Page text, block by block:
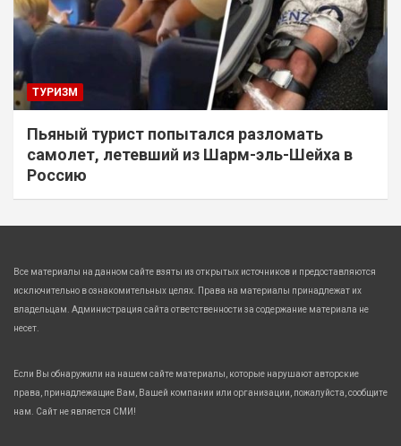
ТУРИЗМ
Пьяный турист попытался разломать
самолет, летевший из Шарм-эль-Шейха в
Россию
Все материалы на данном сайте взяты из открытых источников и предоставляются
исключительно в ознакомительных целях. Права на материалы принадлежат их
владельцам. Администрация сайта ответственности за содержание материала не
несет.
Если Вы обнаружили на нашем сайте материалы, которые нарушают авторские
права, принадлежащие Вам, Вашей компании или организации, пожалуйста, сообщите
нам. Сайт не является СМИ!